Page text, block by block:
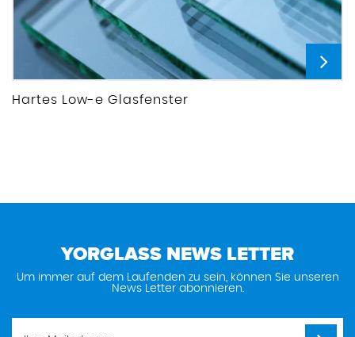
Hartes Low-e Glasfenster
YORGLASS NEWS LETTER
Um immer auf dem Laufenden zu sein, können Sie unseren
News Letter abonnieren.